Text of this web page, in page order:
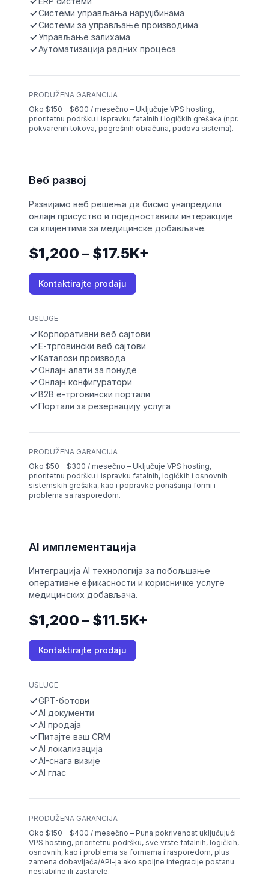
Системи управљања наруџбинама
Системи за управљање производима
Управљање залихама
Аутоматизација радних процеса
PRODUŽENA GARANCIJA
Oko $150 - $600 / mesečno – Uključuje VPS hosting,
prioritetnu podršku i ispravku fatalnih i logičkih grešaka (npr.
pokvarenih tokova, pogrešnih obračuna, padova sistema).
Веб развој
Развијамо веб решења да бисмо унапредили
онлајн присуство и поједноставили интеракције
са клијентима за медицинске добављаче.
$1,200 – $17.5K+
Kontaktirajte prodaju
USLUGE
Корпоративни веб сајтови
Е-трговински веб сајтови
Каталози производа
Онлајн алати за понуде
Онлајн конфигуратори
B2B е-трговински портали
Портали за резервацију услуга
PRODUŽENA GARANCIJA
Oko $50 - $300 / mesečno – Uključuje VPS hosting,
prioritetnu podršku i ispravku fatalnih, logičkih i osnovnih
sistemskih grešaka, kao i popravke ponašanja formi i
problema sa rasporedom.
AI имплементација
Интеграција AI технологија за побољшање
оперативне ефикасности и корисничке услуге
медицинских добављача.
$1,200 – $11.5K+
Kontaktirajte prodaju
USLUGE
GPT-ботови
AI документи
AI продаја
Питајте ваш CRM
AI локализација
AI-снага визије
AI глас
PRODUŽENA GARANCIJA
Oko $150 - $400 / mesečno – Puna pokrivenost uključujući
VPS hosting, prioritetnu podršku, sve vrste fatalnih, logičkih,
osnovnih, kao i problema sa formama i rasporedom, plus
zamena dobavljača/API-ja ako spoljne integracije postanu
nestabilne ili zastarele.